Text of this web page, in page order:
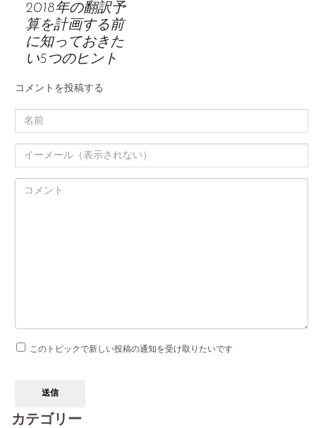
2018年の翻訳予
算を計画する前
に知っておきた
い5つのヒント
コメントを投稿する
このトピックで新しい投稿の通知を受け取りたいです
送信
カテゴリー